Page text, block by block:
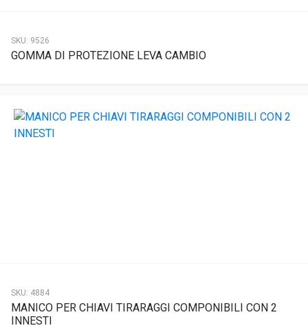
SKU: 9526
GOMMA DI PROTEZIONE LEVA CAMBIO
SKU: 4884
MANICO PER CHIAVI TIRARAGGI COMPONIBILI CON 2
INNESTI